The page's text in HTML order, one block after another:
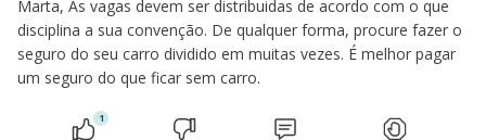
Marta, As vagas devem ser distribuidas de acordo com o que
disciplina a sua convenção. De qualquer forma, procure fazer o
seguro do seu carro dividido em muitas vezes. É melhor pagar
um seguro do que ficar sem carro.
1